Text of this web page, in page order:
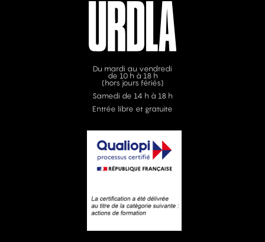
Du mardi au vendredi
de 10 h à 18 h
(hors jours fériés)
Samedi de 14 h à 18 h
Entrée libre et gratuite